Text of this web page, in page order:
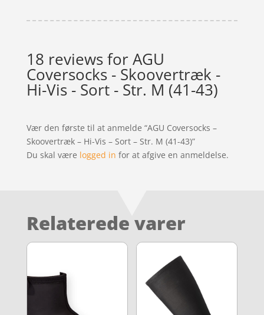
18 reviews forAGU
Coversocks - Skoovertræk -
Hi-Vis - Sort - Str. M (41-43)
Vær den første til at anmelde “AGU Coversocks –
Skoovertræk – Hi-Vis – Sort – Str. M (41-43)”
Du skal være logged in for at afgive en anmeldelse.
Relaterede varer